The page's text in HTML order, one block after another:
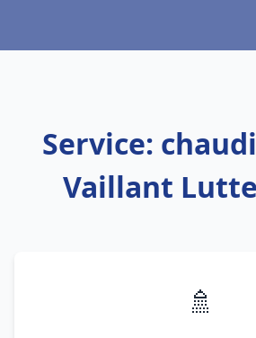
Service:
Vaillant
🚿